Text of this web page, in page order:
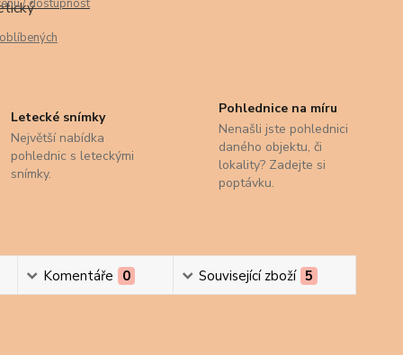
/ dostupnost
Letecké snímky
Největší nabídka
pohlednic s leteckými
snímky.
Pohlednice na míru
Nenašli jste pohlednici
daného objektu, či
lokality? Zadejte si
poptávku.
Komentáře 0 Související zboží 5